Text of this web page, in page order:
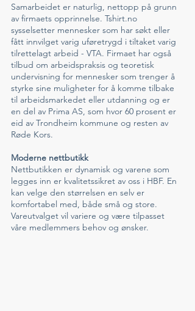
Samarbeidet er naturlig, nettopp på grunn
av firmaets opprinnelse. Tshirt.no
sysselsetter mennesker som har søkt eller
fått innvilget varig uføretrygd i tiltaket varig
tilrettelagt arbeid - VTA. Firmaet har også
tilbud om arbeidspraksis og teoretisk
undervisning for mennesker som trenger å
styrke sine muligheter for å komme tilbake
til arbeidsmarkedet eller utdanning og er
en del av Prima AS, som hvor 60 prosent er
eid av Trondheim kommune og resten av
Røde Kors.
Moderne nettbutikk
Nettbutikken er dynamisk og varene som
legges inn er kvalitetssikret av oss i HBF. En
kan velge den størrelsen en selv er
komfortabel med, både små og store.
Vareutvalget vil variere og være tilpasset
våre medlemmers behov og ønsker.